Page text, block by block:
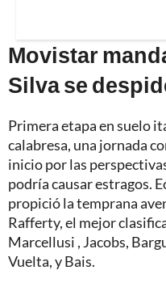
Movistar
Silva se
Primera etapa en suelo
calabresa, una jornada
inicio por las
podría causar estragos.
propició la temprana
Rafferty, el mejor
Marcellusi , Jacobs,
Vuelta, y Bais.